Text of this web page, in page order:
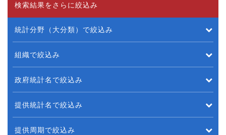
検索結果をさらに絞込み
統計分野（大分類）で絞込み
組織で絞込み
政府統計名で絞込み
提供統計名で絞込み
提供周期で絞込み